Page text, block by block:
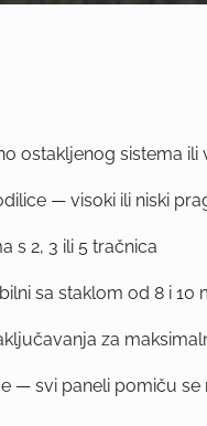
ostakljenog sistema ili
— visoki ili niski
s 2, 3 ili 5 tračnica
sa staklom od 8 i 10
za
— svi paneli pomiču se